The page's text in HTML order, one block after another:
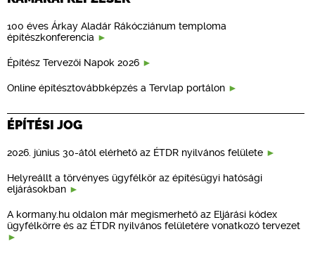
100 éves Árkay Aladár Rákócziánum temploma
építészkonferencia
Építész Tervezői Napok 2026
Online építésztovábbképzés a Tervlap portálon
ÉPÍTÉSI JOG
2026. június 30-ától elérhető az ÉTDR nyilvános felülete
Helyreállt a törvényes ügyfélkör az építésügyi hatósági
eljárásokban
A kormany.hu oldalon már megismerhető az Eljárási kódex
ügyfélkörre és az ÉTDR nyilvános felületére vonatkozó tervezet